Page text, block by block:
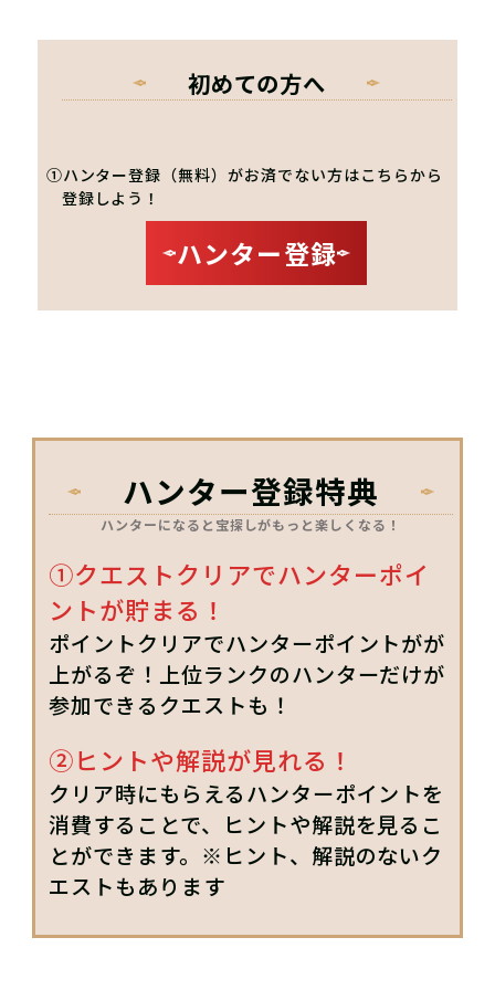
初めての方へ
①ハンター登録（無料）がお済でない方はこちらから
登録しよう！
ハンター登録
ハンター登録特典
ハンターになると宝探しがもっと楽しくなる！
①クエストクリアでハンターポイ
ントが貯まる！
ポイントクリアでハンターポイントがが
上がるぞ！上位ランクのハンターだけが
参加できるクエストも！
②ヒントや解説が見れる！
クリア時にもらえるハンターポイントを
消費することで、ヒントや解説を見るこ
とができます。※ヒント、解説のないク
エストもあります